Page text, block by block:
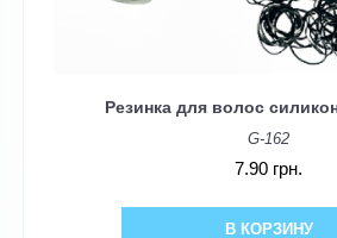
Резинка для волос
G-162
7.90 грн.
В КОРЗИНУ